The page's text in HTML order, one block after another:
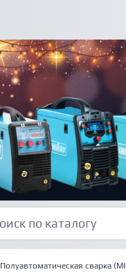
Полуавтоматическая сварка